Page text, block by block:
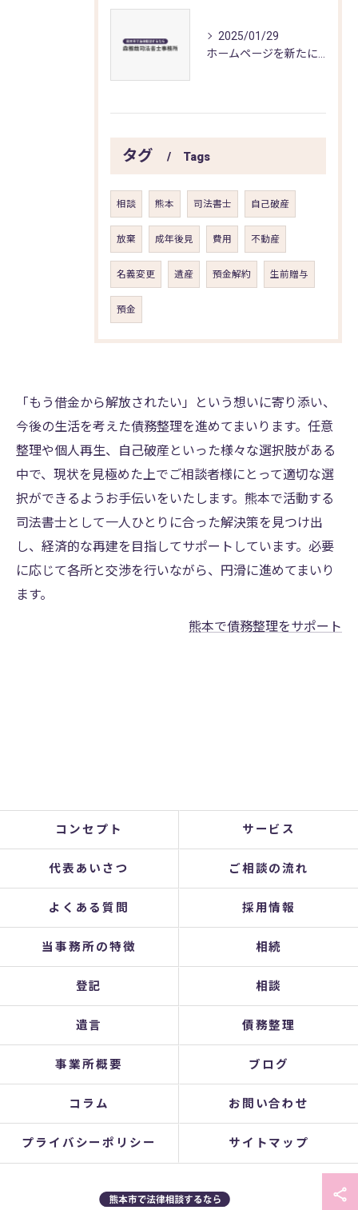
2025/01/29
タグ Tags
相談 熊本 司法書士 自己破産
放棄 成年後見 費用 不動産
名義変更 遺産 預金解約 生前贈与
預金
「もう借金から解放されたい」という想いに寄り添い、
今後の生活を考えた債務整理を進めてまいります。任意
整理や個人再生、自己破産といった様々な選択肢がある
中で、現状を見極めた上でご相談者様にとって適切な選
択ができるようお手伝いをいたします。熊本で活動する
司法書士として一人ひとりに合った解決策を見つけ出
し、経済的な再建を目指してサポートしています。必要
に応じて各所と交渉を行いながら、円滑に進めてまいり
ます。
熊本で債務整理をサポート
コンセプト サービス
代表あいさつ ご相談の流れ
よくある質問 採用情報
当事務所の特徴 相続
登記 相談
遺言 債務整理
事業所概要 ブログ
コラム お問い合わせ
プライバシーポリシー サイトマップ